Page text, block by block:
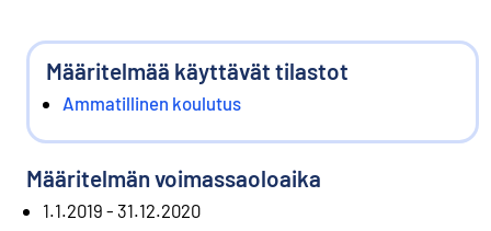
Määritelmää käyttävät tilastot
Ammatillinen koulutus
Määritelmän voimassaoloaika
1.1.2019 - 31.12.2020